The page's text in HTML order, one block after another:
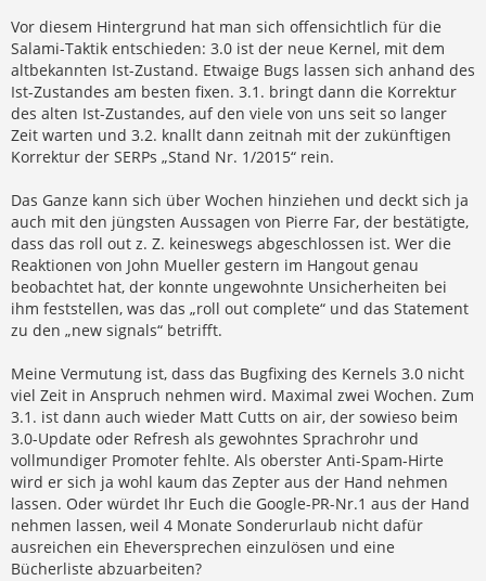
Vor diesem Hintergrund hat man sich offensichtlich für die
Salami-Taktik entschieden: 3.0 ist der neue Kernel, mit dem
altbekannten Ist-Zustand. Etwaige Bugs lassen sich anhand des
Ist-Zustandes am besten fixen. 3.1. bringt dann die Korrektur
des alten Ist-Zustandes, auf den viele von uns seit so langer
Zeit warten und 3.2. knallt dann zeitnah mit der zukünftigen
Korrektur der SERPs „Stand Nr. 1/2015“ rein.
Das Ganze kann sich über Wochen hinziehen und deckt sich ja
auch mit den jüngsten Aussagen von Pierre Far, der bestätigte,
dass das roll out z. Z. keineswegs abgeschlossen ist. Wer die
Reaktionen von John Mueller gestern im Hangout genau
beobachtet hat, der konnte ungewohnte Unsicherheiten bei
ihm feststellen, was das „roll out complete“ und das Statement
zu den „new signals“ betrifft.
Meine Vermutung ist, dass das Bugfixing des Kernels 3.0 nicht
viel Zeit in Anspruch nehmen wird. Maximal zwei Wochen. Zum
3.1. ist dann auch wieder Matt Cutts on air, der sowieso beim
3.0-Update oder Refresh als gewohntes Sprachrohr und
vollmundiger Promoter fehlte. Als oberster Anti-Spam-Hirte
wird er sich ja wohl kaum das Zepter aus der Hand nehmen
lassen. Oder würdet Ihr Euch die Google-PR-Nr.1 aus der Hand
nehmen lassen, weil 4 Monate Sonderurlaub nicht dafür
ausreichen ein Eheversprechen einzulösen und eine
Bücherliste abzuarbeiten?